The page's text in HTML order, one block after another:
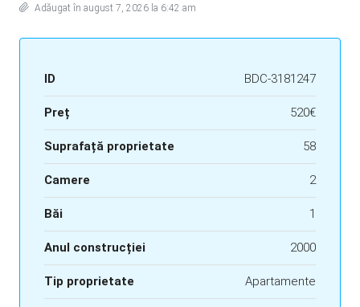
Adăugat în august 7, 2026 la 6:42 am
ID BDC-3181247
Preț 520€
Suprafață proprietate 58
Camere 2
Băi 1
Anul construcției 2000
Tip proprietate Apartamente